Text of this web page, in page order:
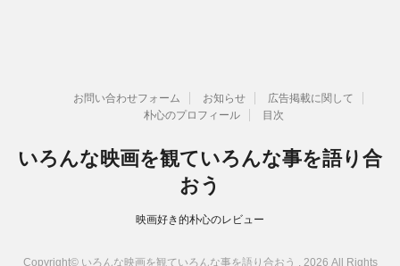
お問い合わせフォーム お知らせ
広告掲載に関して
朴心のプロフィール
目次
いろんな映画を観ていろんな事を語り合
おう
映画好き的朴心のレビュー
Copyright© いろんな映画を観ていろんな事を語り合おう , 2026 All Rights